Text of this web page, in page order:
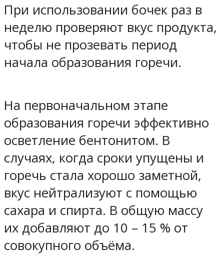
При использовании бочек раз в
неделю проверяют вкус продукта,
чтобы не прозевать период
начала образования горечи.
На первоначальном этапе
образования горечи эффективно
осветление бентонитом. В
случаях, когда сроки упущены и
горечь стала хорошо заметной,
вкус нейтрализуют с помощью
сахара и спирта. В общую массу
их добавляют до 10 – 15 % от
совокупного объёма.